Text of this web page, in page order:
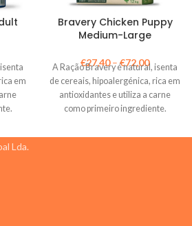
em
Bravery Chicken Puppy
Medium-Large
€27,40–€72,00
A Ração Bravery é natural, isenta
de cereais, hipoalergénica, rica em
antioxidantes e utiliza a carne
como primeiro ingrediente.
Lda.